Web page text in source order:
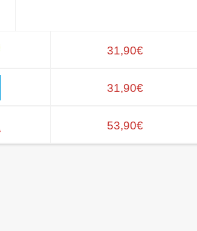
31,90€
31,90€
53,90€